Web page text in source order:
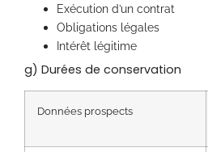
Exécution d’un contrat
Obligations légales
Intérêt légitime
g) Durées de conservation
Données prospects